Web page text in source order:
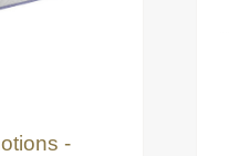
- Nos promotions -